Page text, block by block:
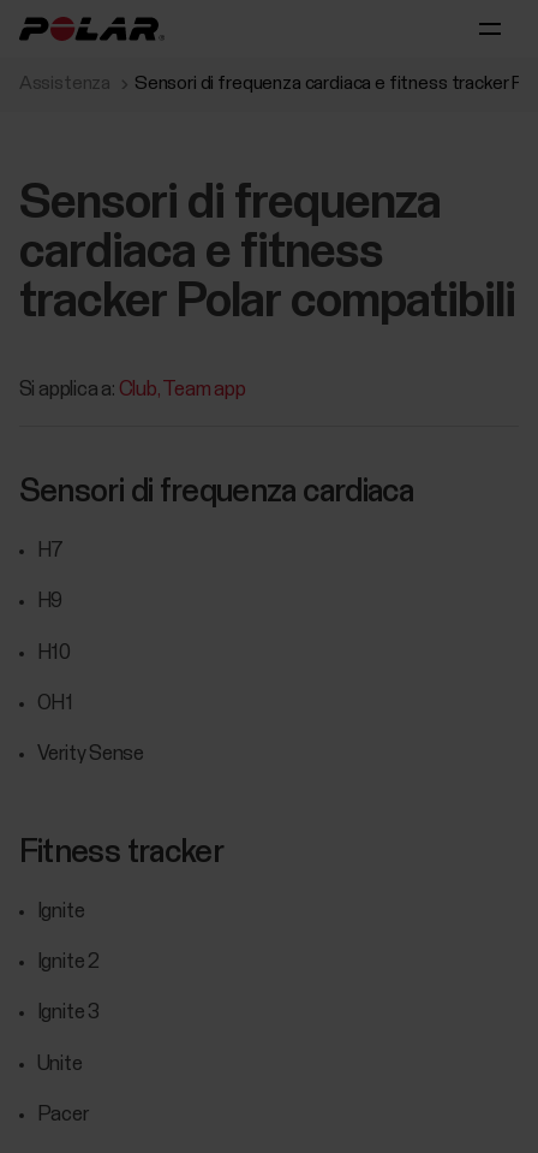
Assistenza Sensori di frequenza cardiaca e fitness tracker
Sensori di frequenza
cardiaca e fitness
tracker Polar compatibili
Si applica a: Club Team app
Sensori di frequenza cardiaca
H7
H9
H10
OH1
Verity Sense
Fitness tracker
Ignite
Ignite 2
Ignite 3
Unite
Pacer